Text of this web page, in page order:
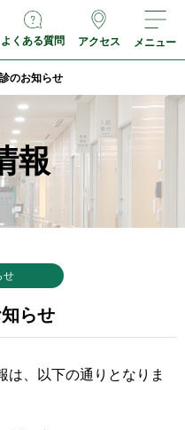
よくある質問 アクセス メニュー
のお知らせ
報
せ
らせ
は、以下の通りとなりま